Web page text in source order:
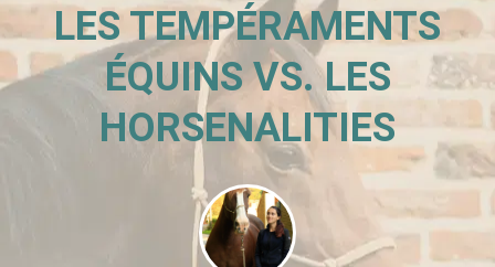
LES TEMPÉRAMENTS
ÉQUINS VS. LES
HORSENALITIES